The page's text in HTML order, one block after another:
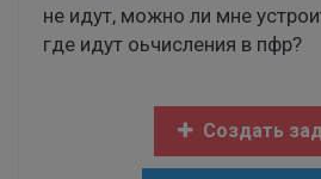
не идут, можно ли мне
где идут оьчисления в пфр?
Создать